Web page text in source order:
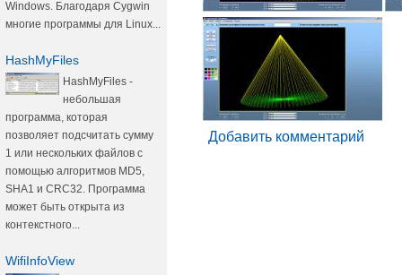
Windows. Благодаря Cygwin
многие программы для Linux...
HashMyFiles
HashMyFiles -
небольшая
программа, которая
позволяет подсчитать сумму
1 или нескольких файлов с
помощью алгоритмов MD5,
SHA1 и CRC32. Программа
может быть открыта из
контекстного...
WifiInfoView
Добавить комментарий